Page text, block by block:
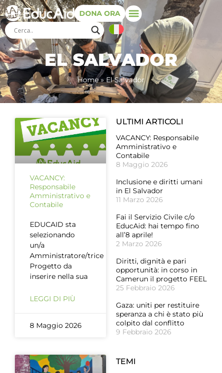
DONA ORA
EL SALVADOR
Home»El Salvador
VACANCY:
Responsabile
Amministrativo e
Contabile
EDUCAID sta
selezionando
un/a
Amministratore/trice
Progetto da
inserire nella sua
LEGGI DI PIÙ
8 Maggio 2026
ULTIMI ARTICOLI
VACANCY: Responsabile
Amministrativo e
Contabile
8 Maggio 2026
Inclusione e diritti umani
in El Salvador
11 Marzo 2026
Fai il Servizio Civile c/o
EducAid: hai tempo fino
all’8 aprile!
2 Marzo 2026
Diritti, dignità e pari
opportunità: in corso in
Camerun il progetto FEEL
25 Febbraio 2026
Gaza: uniti per restituire
speranza a chi è stato più
colpito dal conflitto
9 Febbraio 2026
TEMI